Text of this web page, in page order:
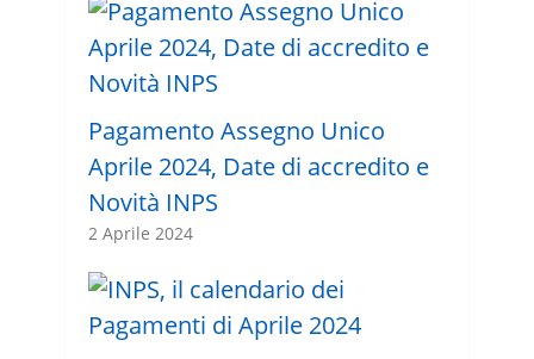
Pagamento Assegno Unico
Aprile 2024, Date di accredito e
Novità INPS
2 Aprile 2024